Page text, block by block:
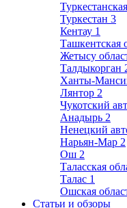
Туркестан 3
Кентау 1
Ташкентская
Жетысу
Талдыкорган
Ханты-
Лянтор 2
Чукотский
Анадырь 2
Ненецкий
Нарьян-Мар 2
Ош 2
Таласская
Талас 1
Ошская
Статьи и обзоры